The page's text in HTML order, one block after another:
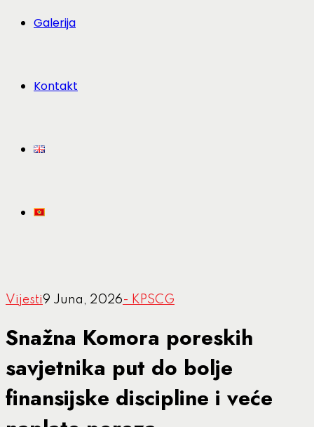
Galerija
Kontakt
Vijesti9 Juna, 2026- KPSCG
Snažna Komora poreskih
savjetnika put do bolje
finansijske discipline i veće